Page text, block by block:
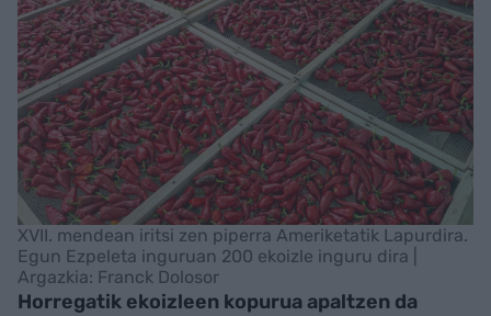
XVII. mendean iritsi zen piperra Ameriketatik Lapurdira.
Egun Ezpeleta inguruan 200 ekoizle inguru dira |
Argazkia: Franck Dolosor
Horregatik ekoizleen kopurua apaltzen da